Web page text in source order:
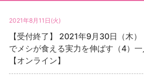
2021年8月11日(火)
【受付終了】 2021年9月30日（木
でメシが食える実力を伸ばす（4）一
【オンライン】